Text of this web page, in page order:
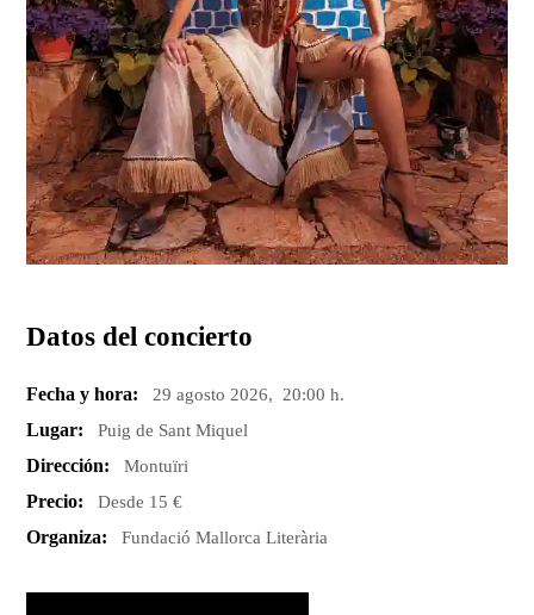
Datos del concierto
Fecha y hora: 29 agosto 2026, 20:00 h.
Lugar: Puig de Sant Miquel
Dirección: Montuïri
Precio: Desde 15 €
Organiza: Fundació Mallorca Literària